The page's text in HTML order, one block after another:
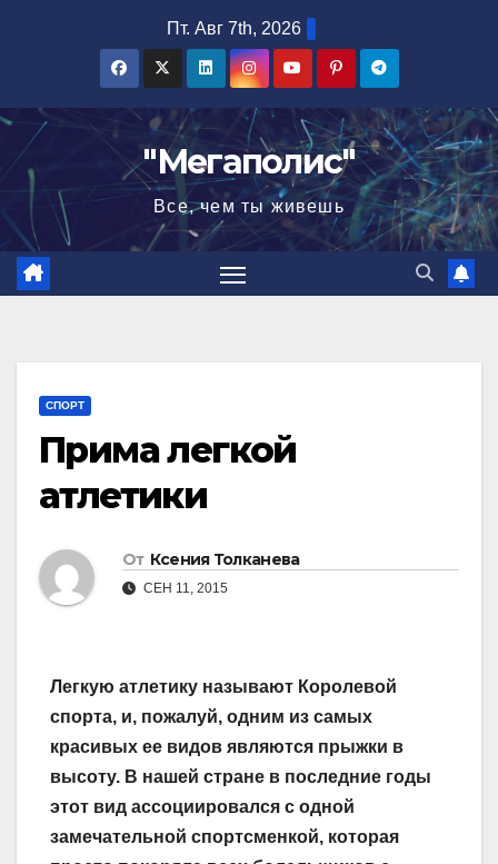
Пт. Авг 7th, 2026
"Мегаполис"
Все, чем ты живешь
СПОРТ
Прима легкой
атлетики
От Ксения Толканева
СЕН 11, 2015
Легкую атлетику называют Королевой
спорта, и, пожалуй, одним из самых
красивых ее видов являются прыжки в
высоту. В нашей стране в последние годы
этот вид ассоциировался с одной
замечательной спортсменкой, которая